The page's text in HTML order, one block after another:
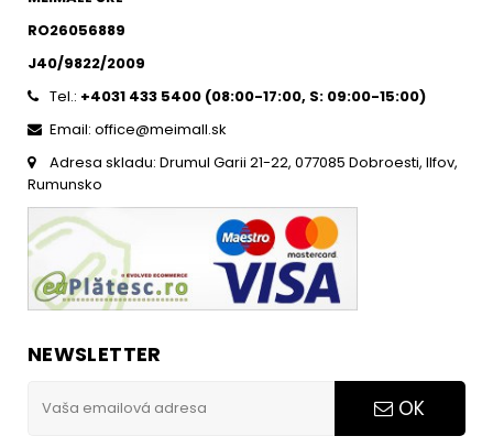
RO26056889
J40/9822/2009
Tel.: +4031 433 5400 (08:00-17:00, S: 09:00-15:00)
Email: office@meimall.sk
Adresa skladu: Drumul Garii 21-22, 077085 Dobroesti, Ilfov,
Rumunsko
NEWSLETTER
OK